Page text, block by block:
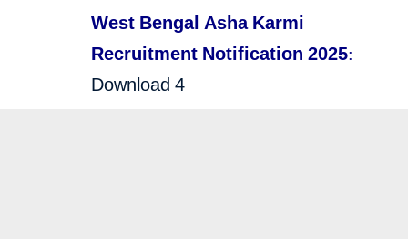
West Bengal Asha Karmi
Recruitment Notification 2025:
Download 4